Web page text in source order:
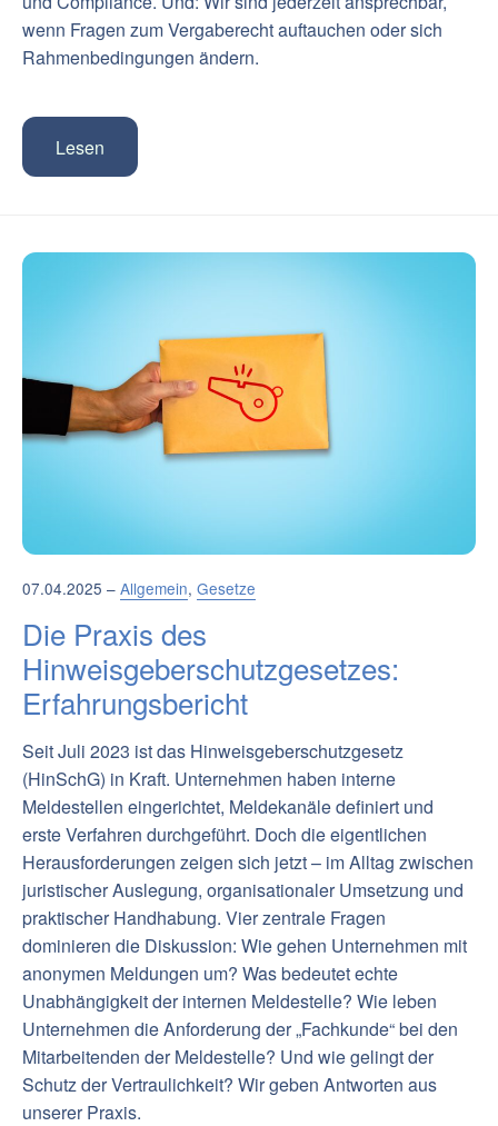
wenn Fragen zum Vergaberecht auftauchen oder sich
Rahmenbedingungen ändern.
Lesen
07.04.2025 – Allgemein, Gesetze
Die Praxis des
Hinweisgeberschutzgesetzes:
Erfahrungsbericht
Seit Juli 2023 ist das Hinweisgeberschutzgesetz
(HinSchG) in Kraft. Unternehmen haben interne
Meldestellen eingerichtet, Meldekanäle definiert und
erste Verfahren durchgeführt. Doch die eigentlichen
Herausforderungen zeigen sich jetzt – im Alltag zwischen
juristischer Auslegung, organisationaler Umsetzung und
praktischer Handhabung. Vier zentrale Fragen
dominieren die Diskussion: Wie gehen Unternehmen mit
anonymen Meldungen um? Was bedeutet echte
Unabhängigkeit der internen Meldestelle? Wie leben
Unternehmen die Anforderung der „Fachkunde“ bei den
Mitarbeitenden der Meldestelle? Und wie gelingt der
Schutz der Vertraulichkeit? Wir geben Antworten aus
unserer Praxis.